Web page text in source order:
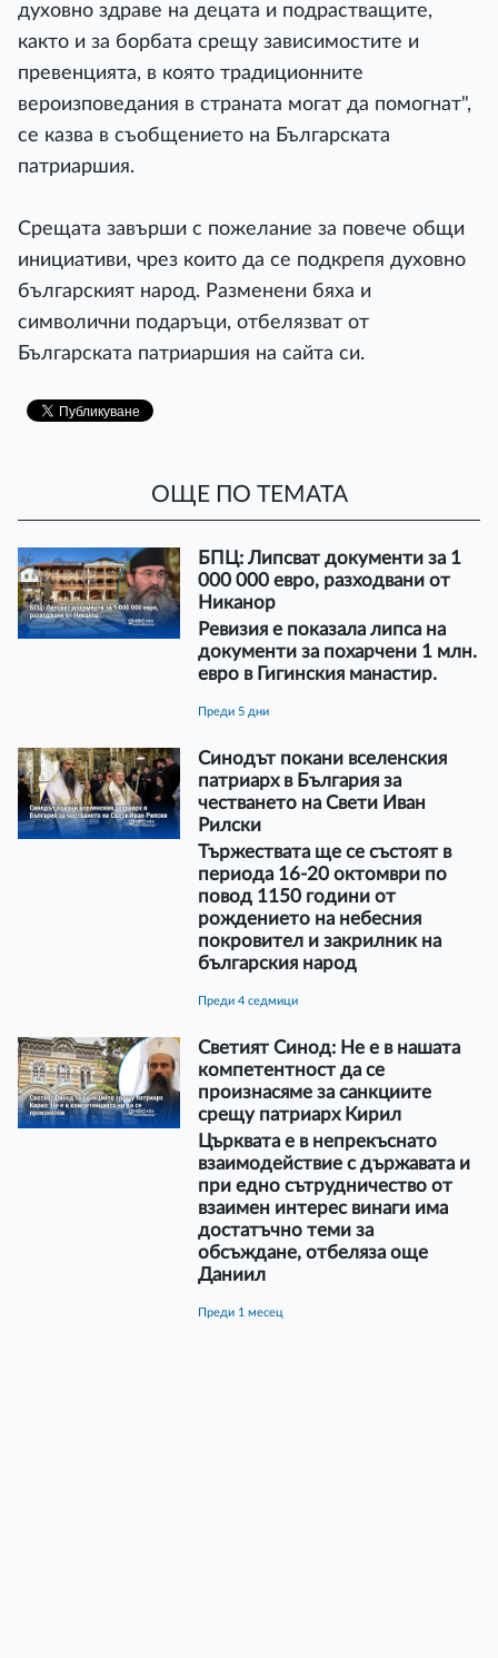
духовно здраве на децата и подрастващите,
както и за борбата срещу зависимостите и
превенцията, в която традиционните
вероизповедания в страната могат да помогнат",
се казва в съобщението на Българската
патриаршия.
Срещата завърши с пожелание за повече общи
инициативи, чрез които да се подкрепя духовно
българският народ. Разменени бяха и
символични подаръци, отбелязват от
Българската патриаршия на сайта си.
ОЩЕ ПО ТЕМАТА
БПЦ: Липсват документи за 1
000 000 евро, разходвани от
Никанор
Ревизия е показала липса на
документи за похарчени 1 млн.
евро в Гигинския манастир.
преди 5 дни
Синодът покани вселенския
патриарх в България за
честването на Свети Иван
Рилски
Тържествата ще се състоят в
периода 16-20 октомври по
повод 1150 години от
рождението на небесния
покровител и закрилник на
българския народ
преди 4 седмици
Светият Синод: Не е в нашата
компетентност да се
произнасяме за санкциите
срещу патриарх Кирил
Църквата е в непрекъснато
взаимодействие с държавата и
при едно сътрудничество от
взаимен интерес винаги има
достатъчно теми за
обсъждане, отбеляза още
Даниил
преди 1 месец